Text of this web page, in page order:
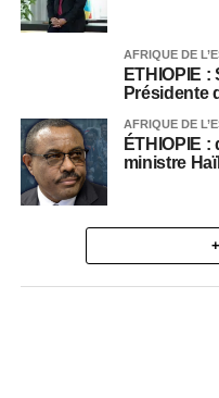
AFRIQUE DE
ETHIOPIE
Présidente
AFRIQUE DE
ÉTHIOPIE
ministre